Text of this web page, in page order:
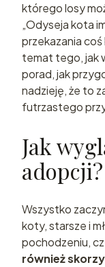
którego losy
„Odyseja kota
przekazania
temat tego, jak
porad, jak
nadzieję, że to
futrzastego
Jak
adopcji?
Wszystko
koty, starsze i
pochodzeniu,
również